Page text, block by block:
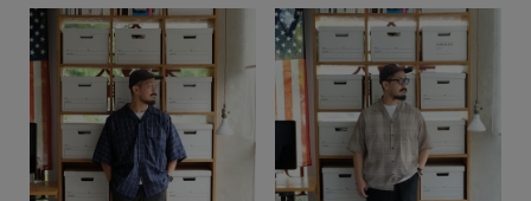
性別
MENS LADIES
カテゴリ